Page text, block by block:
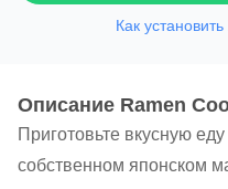
Как
Oписание Ramen
Приготовьте вкусную
собственном японском